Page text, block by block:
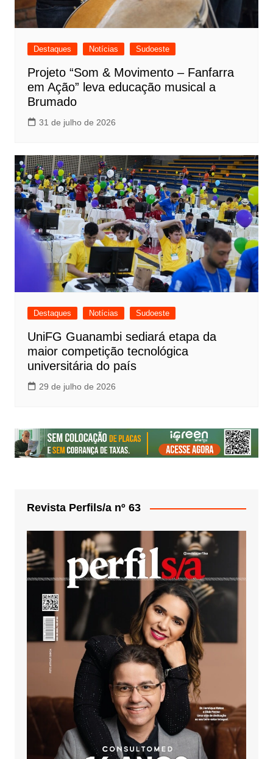
Destaques Notícias Sudoeste
Projeto “Som & Movimento – Fanfarra
em Ação” leva educação musical a
Brumado
31 de julho de 2026
Destaques Notícias Sudoeste
UniFG Guanambi sediará etapa da
maior competição tecnológica
universitária do país
29 de julho de 2026
Revista Perfils/a nº 63